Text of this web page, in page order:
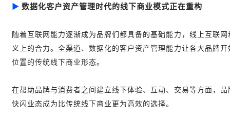
▶ 数据化客户资产管理时代的线下商业模式正在重构
随着互联网能力逐渐成为品牌们都具备的基础能力，线上互联
义上的合力。全渠道、数据化的客户资产管理能力让各大品牌
位置的传统线下商业形态。
在帮助品牌与消费者之间建立线下体验、互动、交易等方面，
快闪业态成为比传统线下商业更为高效的选择。